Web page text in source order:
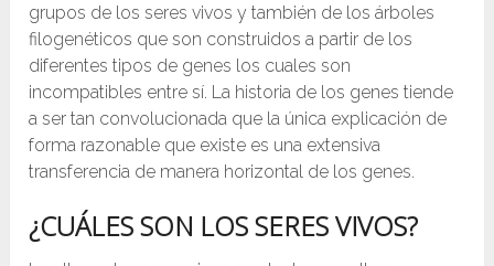
grupos de los seres vivos y también de los árboles
filogenéticos que son construidos a partir de los
diferentes tipos de genes los cuales son
incompatibles entre sí. La historia de los genes tiende
a ser tan convolucionada que la única explicación de
forma razonable que existe es una extensiva
transferencia de manera horizontal de los genes.
¿CUÁLES SON LOS SERES VIVOS?